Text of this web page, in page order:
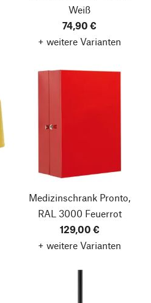
Weiß
74,90 €
+ weitere Varianten
Medizinschrank Pronto,
RAL 3000 Feuerrot
129,00 €
+ weitere Varianten